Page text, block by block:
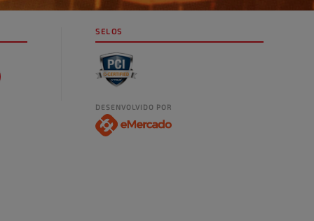
SELOS
DESENVOLVIDO POR